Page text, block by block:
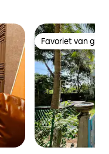
Favoriet van
Favoriet van